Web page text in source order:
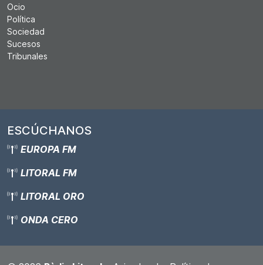
Ocio
Política
Sociedad
Sucesos
Tribunales
ESCÚCHANOS
EUROPA FM
LITORAL FM
LITORAL ORO
ONDA CERO